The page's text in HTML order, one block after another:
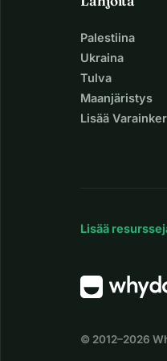
Palestiina
Ukraina
Tulva
Maanjäristys
Lisää
Lisää
© 2012–2026